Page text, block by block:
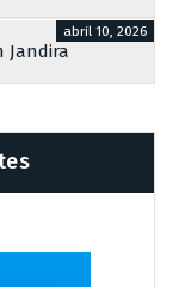
Jandira
abril 10, 2026